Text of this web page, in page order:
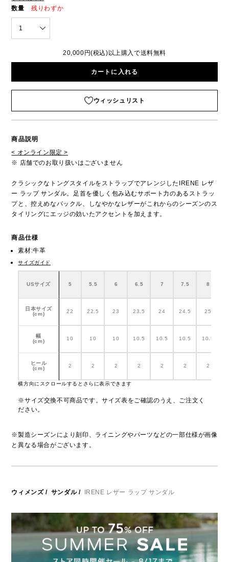
数量 残りわずか
1
20,000円(税込)以上購入で送料無料
カートに入れる
ウィッシュリスト
商品説明
< オンライン限定 >
※ 店舗でのお取り扱いはございません
クラシックなトングスタイルをストラップでアレンジしたIRENE レザ
ー ラップ サンダル。足首を優しく包み込むサポート力のあるストラッ
プと、控えめなバックル、しなやかなレザーがこれからのシーズンのス
タイリングにエッジの効いたアクセントを加えます。
商品仕様
素材:牛革
サイズガイド
USサイズ 5 5.5 6 6.5 7 7.5 8
日本サイズ
(cm)
22 22.5 23 23.5 24 24.5 25
幅
(cm)
10 10 10 10.5 10.5 10.5 10.5
ヒール
(cm)
2 2 2 2 2 2 2
横方向にスクロールするとさらに表示できます
※サイズ交換不可商品です。サイズ表をご確認のうえ、ご注文く
ださい。
※製造シーズンにより刻印、ライニングやパーツなどの一部仕様が画像
と異なる場合がございます。
ウィメンズ/ サンダル/ IRENE レザー ラップ サンダル